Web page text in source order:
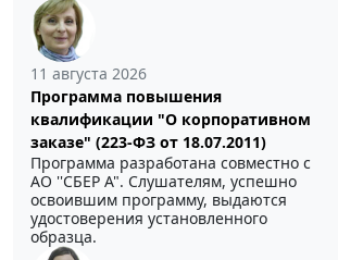
11 августа 2026
Программа повышения
квалификации "О корпоративном
заказе" (223-ФЗ от 18.07.2011)
Программа разработана совместно с
АО ''СБЕР А". Слушателям, успешно
освоившим программу, выдаются
удостоверения установленного
образца.